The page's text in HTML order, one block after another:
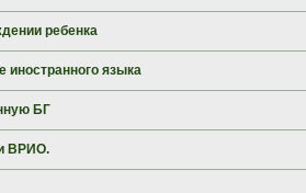
ребенка
иностранного языка
БГ
ВРИО.